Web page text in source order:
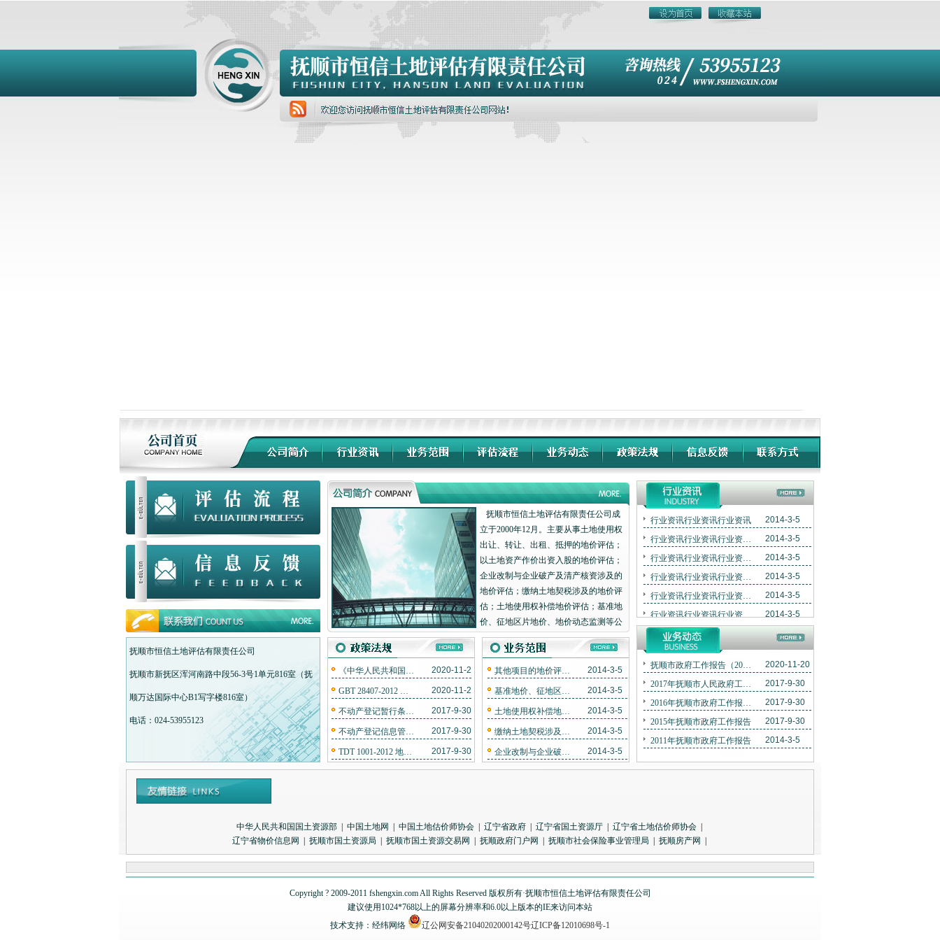
抚顺市恒信土地评估有限责任公司
抚顺市新抚区浑河南路中段56-3号1单元816室（抚
顺万达国际中心B1写字楼816室）
电话：024-53955123
抚顺市恒信土地评估有限责任公司成
立于2000年12月。主要从事土地使用权
出让、转让、出租、抵押的地价评估；
以土地资产作价出资入股的地价评估；
企业改制与企业破产及清产核资涉及的
地价评估；缴纳土地契税涉及的地价评
估；土地使用权补偿地价评估；基准地
价、征地区片地价、地价动态监测等公
益性地价评估；其他项目的地价评估及
地价咨询。
公司系辽宁省土地估价师协会会员单
~授予可在辽宁省范围内执业的土地评
估资质。
公司坚持公平、公正、客观的原则，
服务水平与服务质量，赢得了良好的社
《中华人民共和国民法典》已由中华人民共和国第十三届全国人民代表大会第三次会议于2020年5月28日通过，现予公布，自2021年1月1日起施行。 2020-11-20
GBT 28407-2012 农用地质量分等规程 2020-11-20
不动产登记暂行条例实施细则 2017-9-30
不动产登记信息管理基础平台建设总体方案 2017-9-30
TDT 1001-2012 地籍调查规程 2017-9-30
其他项目的地价评估及地价咨询 2014-3-5
基准地价、征地区片地价、地价动态监测等公益性地价评估 2014-3-5
土地使用权补偿地价评估 2014-3-5
缴纳土地契税涉及的地价评估 2014-3-5
企业改制与企业破产及清产核资涉及的地价评估 2014-3-5
行业资讯行业资讯行业资讯
2014-3-5
行业资讯行业资讯行业资讯行业资讯
2014-3-5
行业资讯行业资讯行业资讯行业资讯行业资讯
2014-3-5
行业资讯行业资讯行业资讯行业资讯行业资讯
2014-3-5
行业资讯行业资讯行业资讯行业资讯行业资讯
2014-3-5
行业资讯行业资讯行业资讯行业资讯行业资讯
2014-3-5
抚顺市政府工作报告（2020年1月8日 高键）
2020-11-20
2017年抚顺市人民政府工作报告
2017-9-30
2016年抚顺市政府工作报告（全文）
2017-9-30
2015年抚顺市政府工作报告
2017-9-30
2011年抚顺市政府工作报告
2014-3-5
中华人民共和国国土资源部| 中国土地网 中国土地估价师协会| 辽宁省政府| 辽宁省国土资源厅| 辽宁省土地估价师协会|
辽宁省物价信息网
抚顺市国土资源局 抚顺市国土资源交易网 抚顺政府门户网 抚顺市社会保险事业管理局 抚顺房产网
Copyright ? 2009-2011 fshengxin.com All Rights Reserved 版权所有·抚顺市恒信土地评估有限责任公司
建议使用1024*768以上的屏幕分辨率和6.0以上版本的IE来访问本站
技术支持：经纬网络
辽公网安备21040202000142号辽ICP备12010698号-1